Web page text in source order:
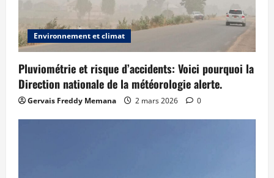
Environnement et climat
Pluviométrie et risque d’accidents: Voici pourquoi la
Direction nationale de la météorologie alerte.
Gervais Freddy Memana 2 mars 2026 0